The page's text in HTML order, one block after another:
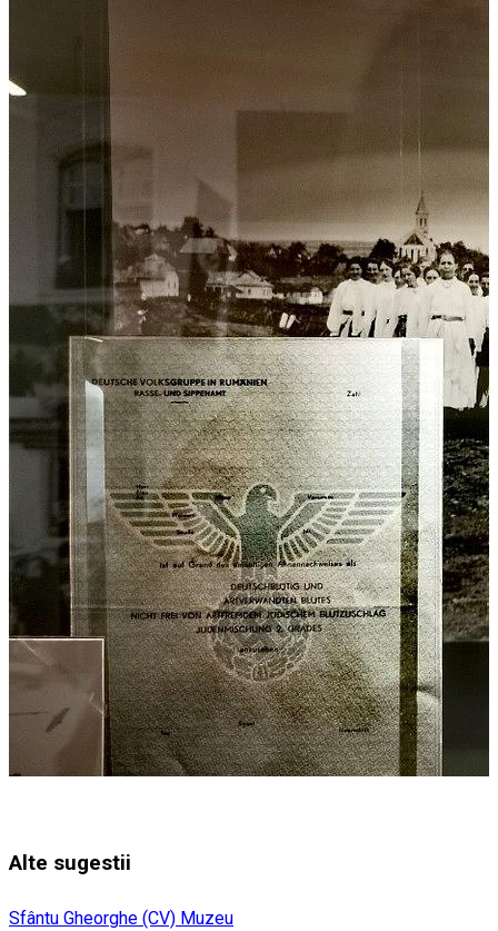
Alte sugestii
Sfântu Gheorghe (CV) Muzeu